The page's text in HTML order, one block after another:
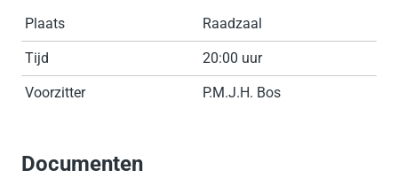
Plaats Raadzaal
Tijd 20:00 uur
Voorzitter P.M.J.H. Bos
Documenten